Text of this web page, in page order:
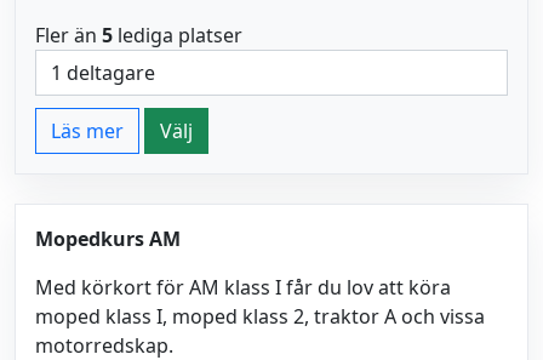
Fler än 5 lediga platser
Läs mer Välj
Mopedkurs AM
Med körkort för AM klass I får du lov att köra
moped klass I, moped klass 2, traktor A och vissa
motorredskap.